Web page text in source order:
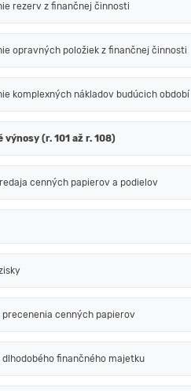
rezerv z finančnej činnosti
opravných položiek z finančnej činnosti
komplexných nákladov budúcich období
výnosy (r. 101 až r. 108)
cenných papierov a podielov
precenenia cenných papierov
dlhodobého finančného majetku